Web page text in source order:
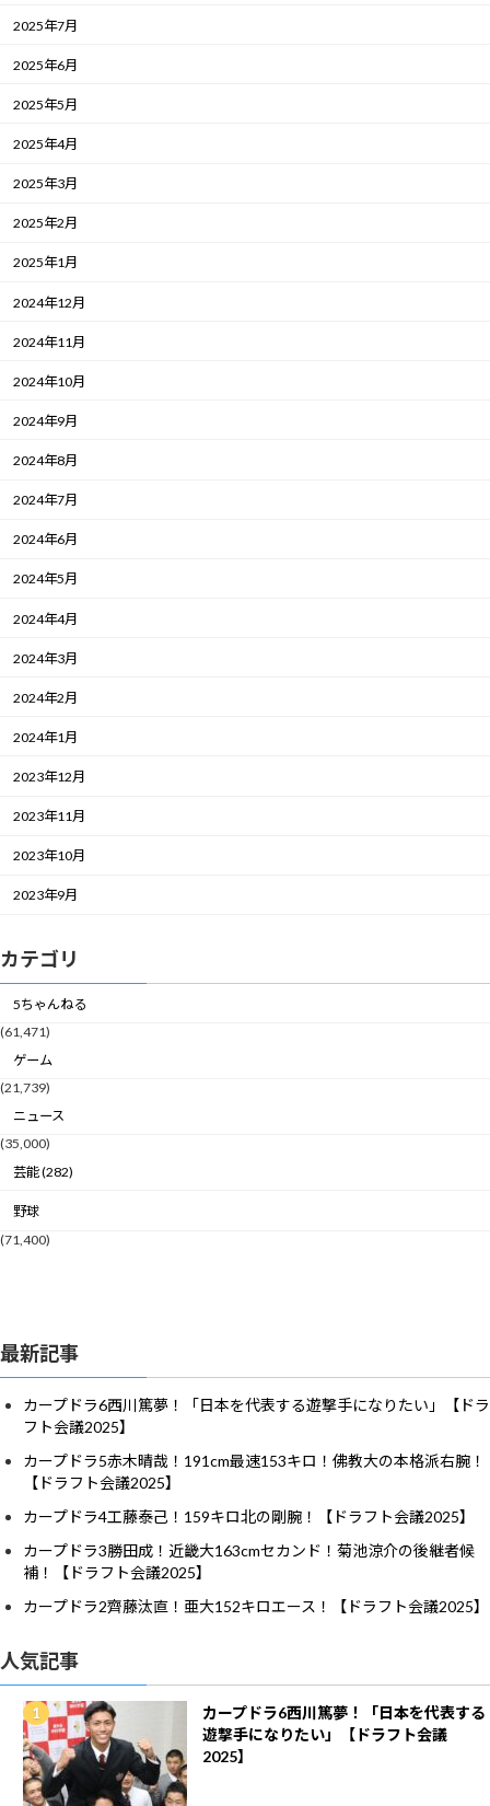
2025年7月
2025年6月
2025年5月
2025年4月
2025年3月
2025年2月
2025年1月
2024年12月
2024年11月
2024年10月
2024年9月
2024年8月
2024年7月
2024年6月
2024年5月
2024年4月
2024年3月
2024年2月
2024年1月
2023年12月
2023年11月
2023年10月
2023年9月
カテゴリ
5ちゃんねる
(61,471)
ゲーム
(21,739)
ニュース
(35,000)
芸能 (282)
野球
(71,400)
最新記事
カープドラ6西川篤夢！「日本を代表する遊撃手になりたい」【ドラ
フト会議2025】
カープドラ5赤木晴哉！191cm最速153キロ！佛教大の本格派右腕！
【ドラフト会議2025】
カープドラ4工藤泰己！159キロ北の剛腕！【ドラフト会議2025】
カープドラ3勝田成！近畿大163cmセカンド！菊池涼介の後継者候
補！【ドラフト会議2025】
カープドラ2齊藤汰直！亜大152キロエース！【ドラフト会議2025】
人気記事
カープドラ6西川篤夢！「日本を代表する
遊撃手になりたい」【ドラフト会議
2025】